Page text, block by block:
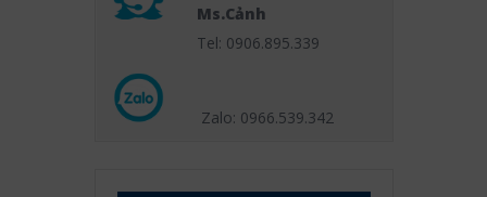
Ms.Cảnh
Tel: 0906.895.339
Zalo: 0966.539.342